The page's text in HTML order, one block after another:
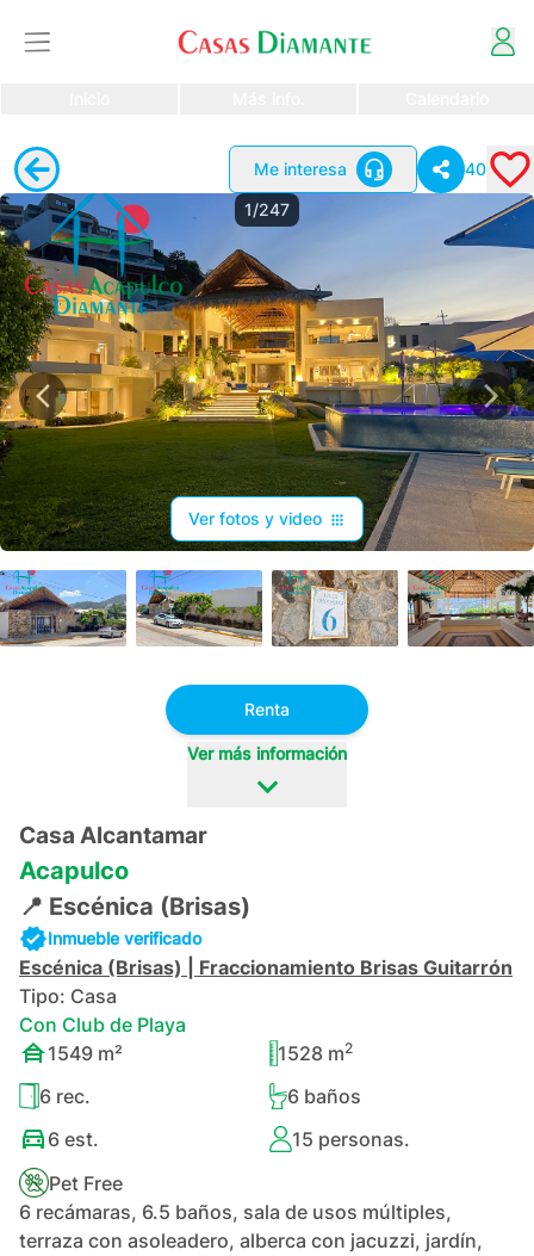
Me interesa
40
1/247
Ver fotos y video
Renta
Ver más información
Casa Alcantamar
Acapulco
📍 Escénica (Brisas)
Inmueble verificado
Escénica (Brisas)
Fraccionamiento Brisas Guitarrón
Tipo: Casa
Con Club de Playa
1549 m² 1528m2
6 rec. 6baños
6 est. 15 personas.
Pet Free
6 recámaras, 6.5 baños, sala de usos múltiples,
terraza con asoleadero, alberca con jacuzzi, jardín,